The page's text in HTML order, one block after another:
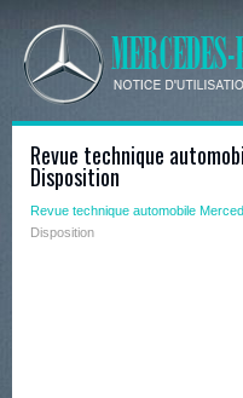
Revue technique
Disposition
Revue technique automobile
Disposition